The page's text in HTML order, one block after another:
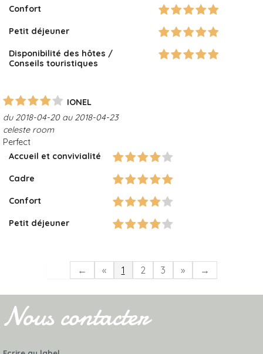
Confort
Petit déjeuner
Disponibilité des hôtes /
Conseils touristiques
IONEL
du 2018-04-20 au 2018-04-23
celeste room
Perfect
Accueil et convivialité
Cadre
Confort
Petit déjeuner
← « 1 2 3 » →
Nous contacter